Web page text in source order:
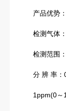
产品优势：
检测气体：
检测范围：0
分 辨 率：
1ppm(0～